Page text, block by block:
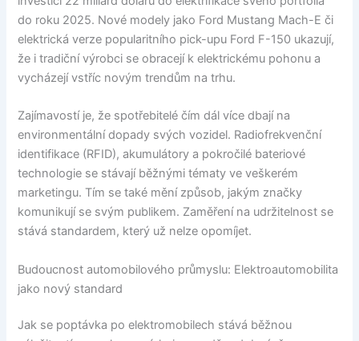
do roku 2025. Nové modely jako Ford Mustang Mach-E či
elektrická verze popularitního pick-upu Ford F-150 ukazují,
že i tradiční výrobci se obracejí k elektrickému pohonu a
vycházejí vstříc novým trendům na trhu.
Zajímavostí je, že spotřebitelé čím dál více dbají na
environmentální dopady svých vozidel. Radiofrekvenční
identifikace (RFID), akumulátory a pokročilé bateriové
technologie se stávají běžnými tématy ve veškerém
marketingu. Tím se také mění způsob, jakým značky
komunikují se svým publikem. Zaměření na udržitelnost se
stává standardem, který už nelze opomíjet.
Budoucnost automobilového průmyslu: Elektroautomobilita
jako nový standard
Jak se poptávka po elektromobilech stává běžnou